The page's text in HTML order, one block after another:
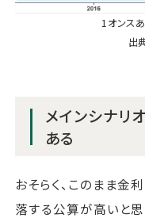
1オンス
出
メインシナリ
ある
おそらく、このまま金
落する公算が高いと思